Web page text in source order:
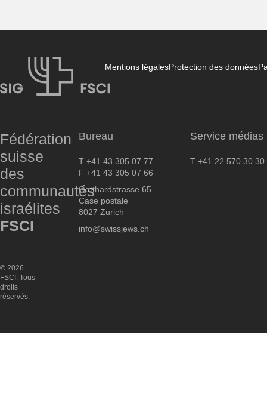
Mentions légalesProtection des données
Fédération
suisse
des
communautés
israélites
FSCI
Bureau
T +41 43 305 07 77
F +41 43 305 07 66
Gotthardstrasse 65
Case postale
8027 Zurich
info@swissjews.ch
Service médias
T +41 22 570 30 30
© 2026
FSCI. Tous
droits
réservés.